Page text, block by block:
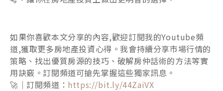
如果你喜歡本文分享的內容,歡迎訂閱我的Youtube頻
道,獲取更多房地產投資心得。我會持續分享市場行情的
策略、找出優質房源的技巧、破解房仲話術的方法等實
用訣竅。訂閱頻道可搶先掌握這些獨家訊息。
🚀｜訂閱頻道： https://bit.ly/44ZaiVX